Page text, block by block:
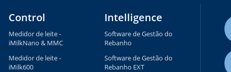
Control
Medidor de leite -
iMilkNano & MMC
Medidor de leite -
iMilk600
Intelligence
Software de Gestão do
Rebanho
Software de Gestão do
Rebanho EXT